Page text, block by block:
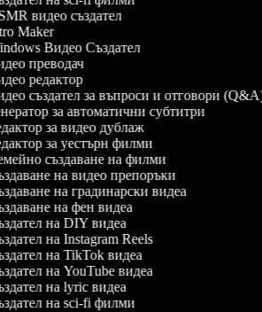
видео създател
Maker
Видео Създател
преводач
редактор
създател за въпроси и отговори (Q&A)
за автоматични субтитри
за видео дублаж
за уестърн филми
създаване на филми
на видео препоръки
на градинарски видеа
на фен видеа
на DIY видеа
на Instagram Reels
на TikTok видеа
на YouTube видеа
на lyric видеа
на sci-fi филми